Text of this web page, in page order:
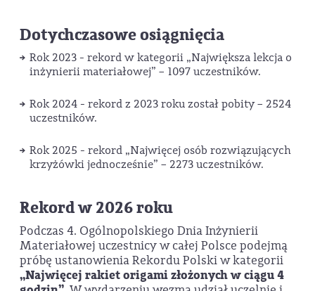
Dotychczasowe osiągnięcia
Rok 2023 - rekord w kategorii „Największa lekcja o
inżynierii materiałowej” – 1097 uczestników.
Rok 2024 - rekord z 2023 roku został pobity – 2524
uczestników.
Rok 2025 - rekord „Najwięcej osób rozwiązujących
krzyżówki jednocześnie” – 2273 uczestników.
Rekord w 2026 roku
Podczas 4. Ogólnopolskiego Dnia Inżynierii
Materiałowej uczestnicy w całej Polsce podejmą
próbę ustanowienia Rekordu Polski w kategorii
„Najwięcej rakiet origami złożonych w ciągu 4